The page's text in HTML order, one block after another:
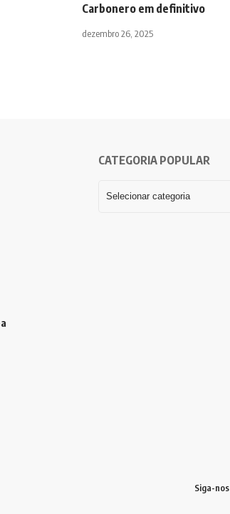
Carbonero em definitivo
dezembro 26, 2025
CATEGORIA POPULAR
Siga-nos